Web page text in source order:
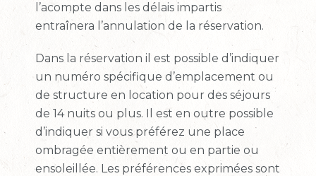
l’acompte dans les délais impartis
entraînera l’annulation de la réservation.
Dans la réservation il est possible d’indiquer
un numéro spécifique d’emplacement ou
de structure en location pour des séjours
de 14 nuits ou plus. Il est en outre possible
d’indiquer si vous préférez une place
ombragée entièrement ou en partie ou
ensoleillée. Les préférences exprimées sont